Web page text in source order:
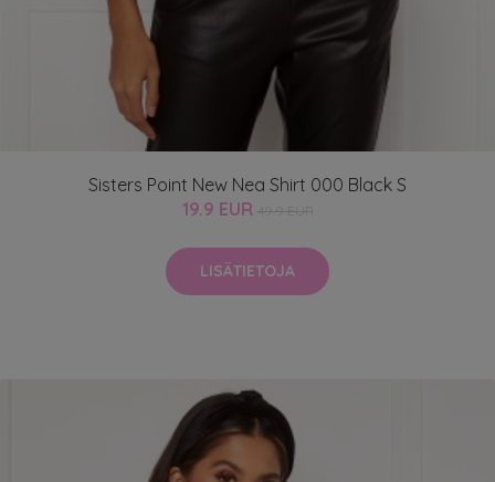
Sisters Point New Nea Shirt 000 Black S
19.9 EUR
LISÄTIETOJA